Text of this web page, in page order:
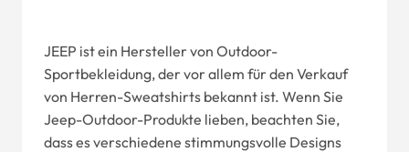
JEEP ist ein Hersteller von Outdoor-
Sportbekleidung, der vor allem für den Verkauf
von Herren-Sweatshirts bekannt ist. Wenn Sie
Jeep-Outdoor-Produkte lieben, beachten Sie,
dass es verschiedene stimmungsvolle Designs